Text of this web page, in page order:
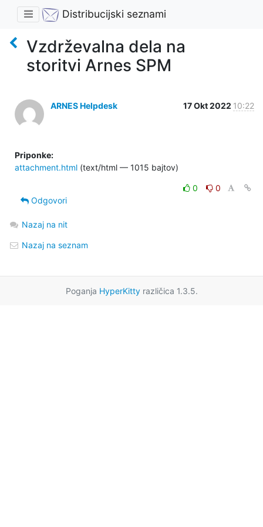
Distribucijski seznami
Vzdrževalna dela na
storitvi Arnes SPM
ARNES Helpdesk 17 Okt 2022 10:22
Priponke:
attachment.html (text/html — 1015 bajtov)
0
0
Odgovori
Nazaj na nit
Nazaj na seznam
Poganja HyperKittyrazličica 1.3.5.